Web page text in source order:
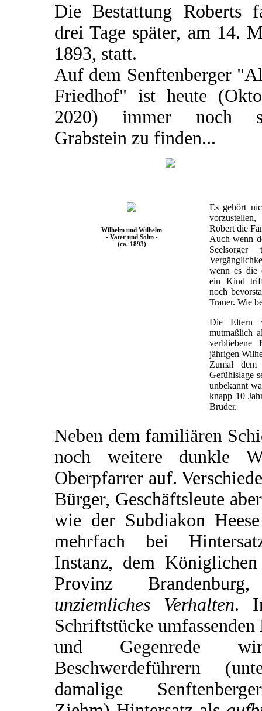
Die Bestattung Roberts
drei Tage später, am 14.
1893, statt.
Auf dem Senftenberger
Friedhof" ist heute
2020) immer noch
Grabstein zu finden...
Wilhelm und Wilhelm
- Vater und Sohn -
(ca. 1893)
Es gehört
Robert die
Auch wenn
wenn es die
ein Kind
noch
Trauer. Wie
Die Eltern
mutmaßlich
jährigen
Zumal
Gefühlslage
unbekannt
knapp 10
Bruder.
Neben dem familiären
noch weitere dunkle
Oberpfarrer auf.
Bürger, Geschäftsleute
wie der Subdiakon
mehrfach bei
Instanz, dem
Provinz
unziemliches Verhalten.
Schriftstücke
und Gegenrede
Beschwerdeführern
damalige